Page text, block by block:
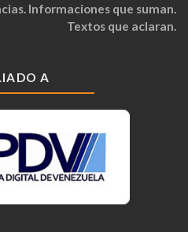
Informaciones que suman.
Textos que aclaran.
A